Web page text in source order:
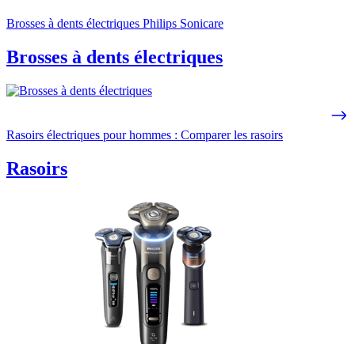
Brosses à dents électriques Philips Sonicare
Brosses à dents électriques
Rasoirs électriques pour hommes : Comparer les rasoirs
Rasoirs